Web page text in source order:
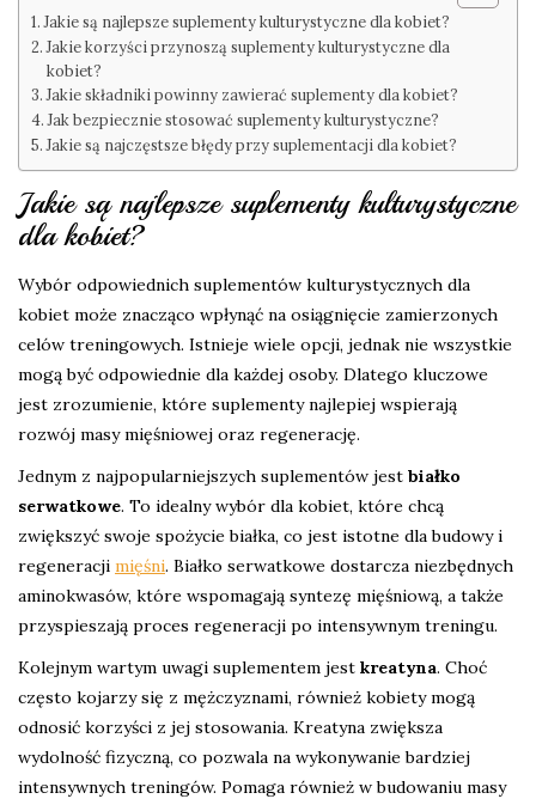
Jakie są najlepsze suplementy kulturystyczne dla kobiet?
Jakie korzyści przynoszą suplementy kulturystyczne dla
kobiet?
Jakie składniki powinny zawierać suplementy dla kobiet?
Jak bezpiecznie stosować suplementy kulturystyczne?
Jakie są najczęstsze błędy przy suplementacji dla kobiet?
Jakie są najlepsze suplementy kulturystyczne
dla kobiet?
Wybór odpowiednich suplementów kulturystycznych dla
kobiet może znacząco wpłynąć na osiągnięcie zamierzonych
celów treningowych. Istnieje wiele opcji, jednak nie wszystkie
mogą być odpowiednie dla każdej osoby. Dlatego kluczowe
jest zrozumienie, które suplementy najlepiej wspierają
rozwój masy mięśniowej oraz regenerację.
Jednym z najpopularniejszych suplementów jest białko
serwatkowe. To idealny wybór dla kobiet, które chcą
zwiększyć swoje spożycie białka, co jest istotne dla budowy i
regeneracji mięśni. Białko serwatkowe dostarcza niezbędnych
aminokwasów, które wspomagają syntezę mięśniową, a także
przyspieszają proces regeneracji po intensywnym treningu.
Kolejnym wartym uwagi suplementem jest kreatyna. Choć
często kojarzy się z mężczyznami, również kobiety mogą
odnosić korzyści z jej stosowania. Kreatyna zwiększa
wydolność fizyczną, co pozwala na wykonywanie bardziej
intensywnych treningów. Pomaga również w budowaniu masy